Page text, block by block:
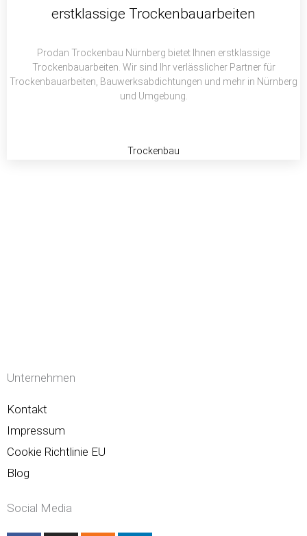
r
p
erstklassige Trockenbauarbeiten
Prodan Trockenbau Nürnberg bietet Ihnen erstklassige
Trockenbauarbeiten. Wir sind Ihr verlässlicher Partner für
Trockenbauarbeiten, Bauwerksabdichtungen und mehr in Nürnberg
und Umgebung.
Trockenbau
Unternehmen
Kontakt
Impressum
Cookie Richtlinie EU
Blog
Social Media